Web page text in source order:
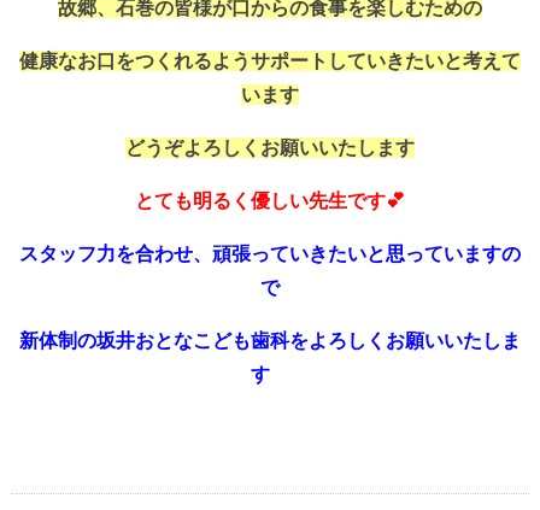
故郷、石巻の皆様が口からの食事を楽しむための
健康なお口をつくれるようサポートしていきたいと考えて
います
どうぞよろしくお願いいたします
とても明るく優しい先生です💕
スタッフ力を合わせ、頑張っていきたいと思っていますの
で
新体制の坂井おとなこども歯科をよろしくお願いいたしま
す